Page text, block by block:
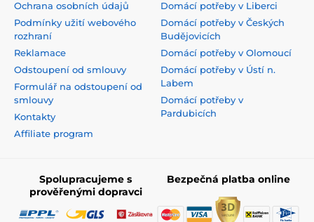
Ochrana osobních údajů
Podmínky užití webového
rozhraní
Reklamace
Odstoupení od smlouvy
Formulář na odstoupení od
smlouvy
Kontakty
Affiliate program
Domácí potřeby v Liberci
Domácí potřeby v Českých
Budějovicích
Domácí potřeby v Olomoucí
Domácí potřeby v Ústí n.
Labem
Domácí potřeby v
Pardubicích
Spolupracujeme s
prověřenými dopravci
Bezpečná platba online